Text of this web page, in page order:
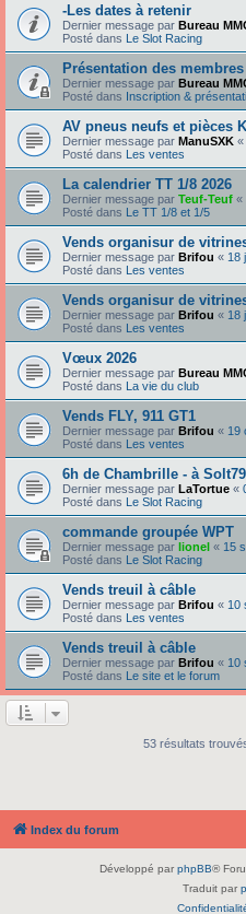
-Les dates à retenir
Dernier message par Bureau
Posté dans Le Slot Racing
Présentation des
Dernier message par Bureau
Posté dans Inscription &
AV pneus neufs et pièces
Dernier message par ManuSXK «
Posté dans Les ventes
La calendrier TT 1/8 2026
Dernier message par Teuf-Teuf «
Posté dans Le TT 1/8 et 1/5
Vends organisur de
Dernier message par Brifou « 18
Posté dans Les ventes
Vends organisur de
Dernier message par Brifou « 18
Posté dans Les ventes
Vœux 2026
Dernier message par Bureau
Posté dans La vie du club
Vends FLY, 911 GT1
Dernier message par Brifou « 19
Posté dans Les ventes
6h de Chambrille - à
Dernier message par LaTortue «
Posté dans Le Slot Racing
commande groupée WPT
Dernier message par lionel « 15
Posté dans Le Slot Racing
Vends treuil à câble
Dernier message par Brifou « 10
Posté dans Les ventes
Vends treuil à câble
Dernier message par Brifou « 10
Posté dans Le site et le forum
53 résultats
Index du forum
Développé par phpBB®
Traduit par